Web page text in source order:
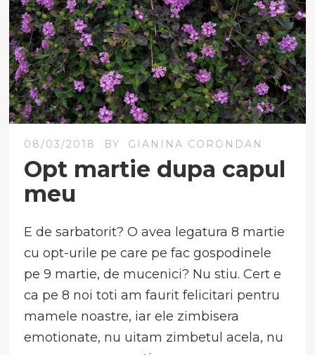
08/03/2018 BY GIANINA CORONDAN
Opt martie dupa capul
meu
E de sarbatorit? O avea legatura 8 martie
cu opt-urile pe care pe fac gospodinele
pe 9 martie, de mucenici? Nu stiu. Cert e
ca pe 8 noi toti am faurit felicitari pentru
mamele noastre, iar ele zimbisera
emotionate, nu uitam zimbetul acela, nu